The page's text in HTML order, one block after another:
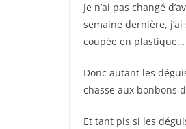
Je n’ai pas changé
semaine dernière,
coupée en
Donc autant les
chasse aux bonbons
Et tant pis si les